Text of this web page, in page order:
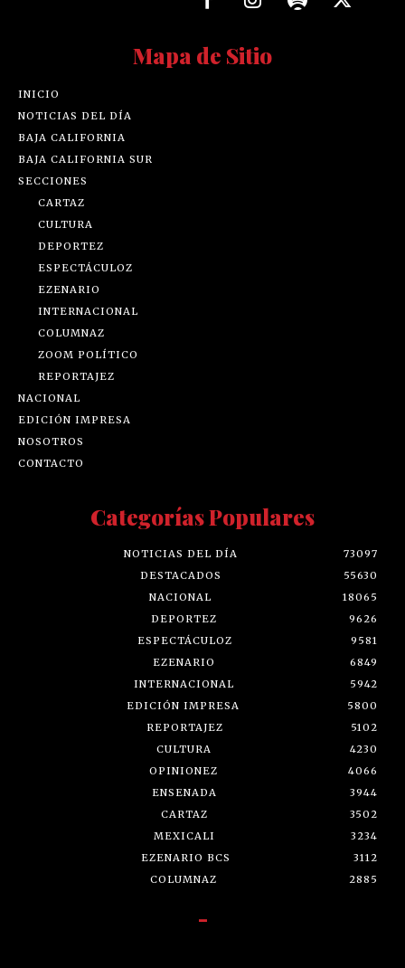
Mapa de Sitio
INICIO
NOTICIAS DEL DÍA
BAJA CALIFORNIA
BAJA CALIFORNIA SUR
SECCIONES
CARTAZ
CULTURA
DEPORTEZ
ESPECTÁCULOZ
EZENARIO
INTERNACIONAL
COLUMNAZ
ZOOM POLÍTICO
REPORTAJEZ
NACIONAL
EDICIÓN IMPRESA
NOSOTROS
CONTACTO
Categorías Populares
NOTICIAS DEL DÍA
73097
DESTACADOS
55630
NACIONAL
18065
DEPORTEZ
9626
ESPECTÁCULOZ
9581
EZENARIO
6849
INTERNACIONAL
5942
EDICIÓN IMPRESA
5800
REPORTAJEZ
5102
CULTURA
4230
OPINIONEZ
4066
ENSENADA
3944
CARTAZ
3502
MEXICALI
3234
EZENARIO BCS
3112
COLUMNAZ
2885
-